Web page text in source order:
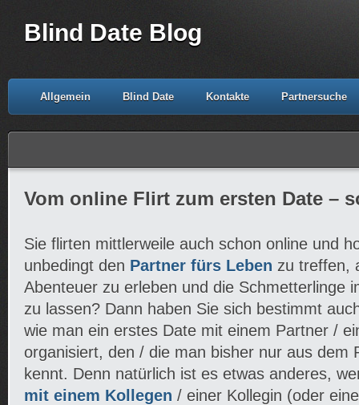
Blind Date Blog
Allgemein Blind Date Kontakte Partnersuche
Vom online Flirt zum ersten Date –
Sie flirten mittlerweile auch schon online und
unbedingt den Partner fürs Leben zu treffen,
Abenteuer zu erleben und die Schmetterlinge
zu lassen? Dann haben Sie sich bestimmt
wie man ein erstes Date mit einem Partner /
organisiert, den / die man bisher nur aus dem
kennt. Denn natürlich ist es etwas anderes,
mit einem Kollegen / einer Kollegin (oder